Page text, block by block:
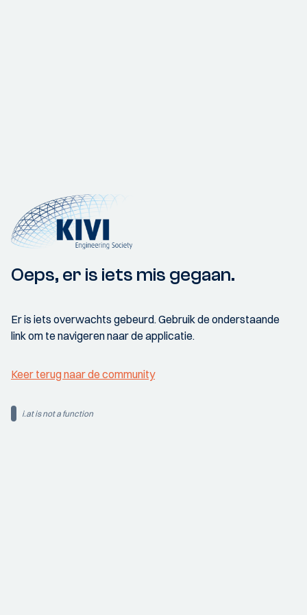
Oeps, er is iets mis gegaan.
Er is iets overwachts gebeurd. Gebruik de onderstaande
link om te navigeren naar de applicatie.
Keer terug naar de community
i.at is not a function